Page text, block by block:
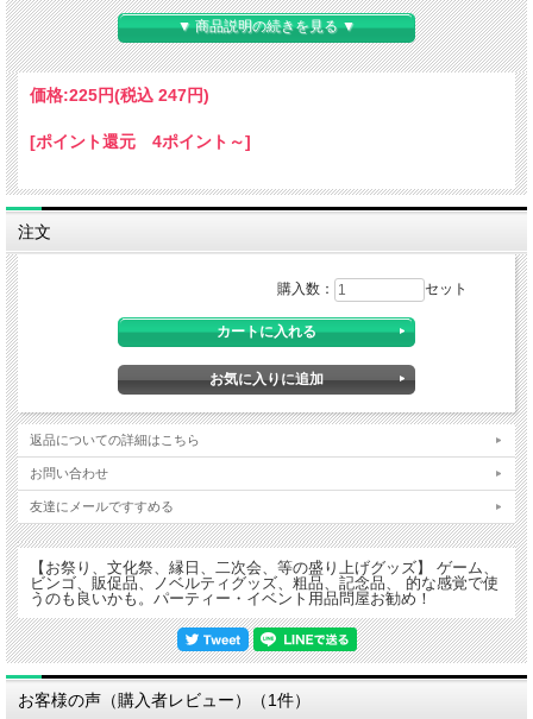
■商品サイズ：長さ約1.5cm×太さ1.3cm
CA-120型用の受け皿ネジです。
▼ 商品説明の続きを見る ▼
価格:225円(税込 247円)
[ポイント還元 4ポイント～]
注文
購入数： セット
返品についての詳細はこちら
お問い合わせ
友達にメールですすめる
【お祭り、文化祭、縁日、二次会、等の盛り上げグッズ】 ゲーム、
ビンゴ、販促品、ノベルティグッズ、粗品、記念品、 的な感覚で使
うのも良いかも。パーティー・イベント用品問屋お勧め！
お客様の声（購入者レビュー）（1件）